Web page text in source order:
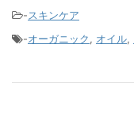
-スキンケア
-オーガニック, オイル,